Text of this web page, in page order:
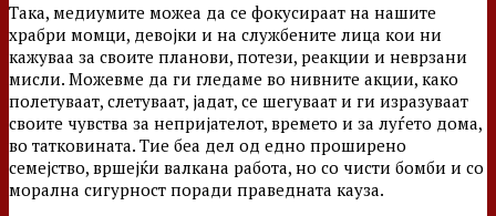
Така, медиумите можеа да се фокусираат на нашите
храбри момци, девојки и на службените лица кои ни
кажуваа за своите планови, потези, реакции и неврзани
мисли. Можевме да ги гледаме во нивните акции, како
полетуваат, слетуваат, јадат, се шегуваат и ги изразуваат
своите чувства за непријателот, времето и за луѓето дома,
во татковината. Тие беа дел од едно проширено
семејство, вршејќи валкана работа, но со чисти бомби и со
морална сигурност поради праведната кауза.